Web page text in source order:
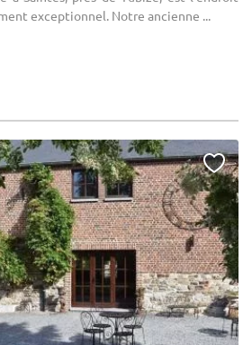
exceptionnel. Notre ancienne ...